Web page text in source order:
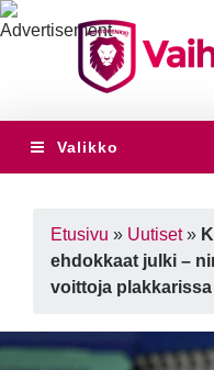
Valikko
Etusivu » Uutiset»
ehdokkaat julki –
voittoja plakkarissa